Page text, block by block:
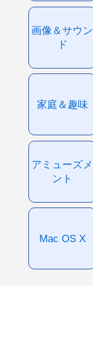
画像＆サウン
ド
家庭＆趣味
アミューズメ
ント
Mac OS X